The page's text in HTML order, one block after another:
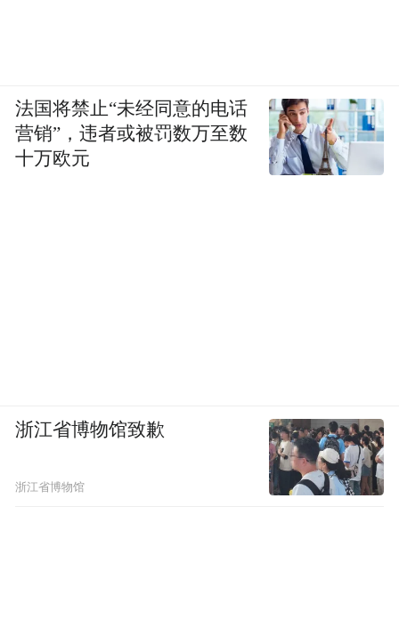
法国将禁止“未经同意的电话
营销”，违者或被罚数万至数
十万欧元
浙江省博物馆致歉
浙江省博物馆